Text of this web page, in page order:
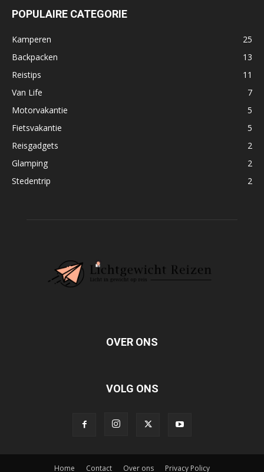
POPULAIRE CATEGORIE
Kamperen
25
Backpacken
13
Reistips
11
Van Life
7
Motorvakantie
5
Fietsvakantie
5
Reisgadgets
2
Glamping
2
Stedentrip
2
OVER ONS
VOLG ONS
Home Contact Over ons Privacy Policy